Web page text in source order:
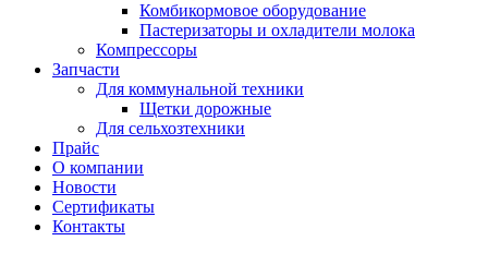
Комбикормовое оборудование
Пастеризаторы и охладители молока
Компрессоры
Запчасти
Для коммунальной техники
Щетки дорожные
Для сельхозтехники
Прайс
О компании
Новости
Сертификаты
Контакты